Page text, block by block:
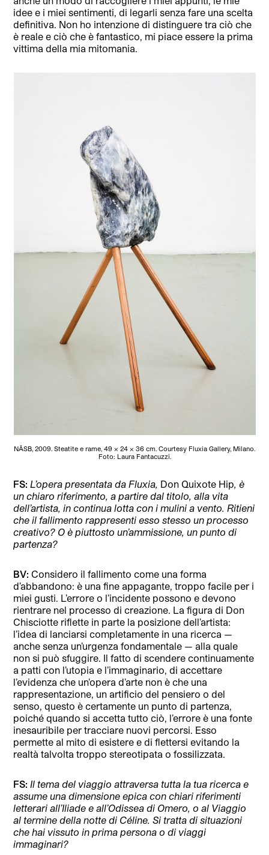
idee e i miei sentimenti, di legarli senza fare una scelta
definitiva. Non ho intenzione di distinguere tra ciò che
è reale e ciò che è fantastico, mi piace essere la prima
vittima della mia mitomania.
NÂSB, 2009. Steatite e rame, 49 x 24 x 36 cm. Courtesy Fluxia Gallery, Milano.
Foto: Laura Fantacuzzi.
FS: L’opera presentata da Fluxia, Don Quixote Hip, è
un chiaro riferimento, a partire dal titolo, alla vita
dell’artista, in continua lotta con i mulini a vento. Ritieni
che il fallimento rappresenti esso stesso un processo
creativo? O è piuttosto un’ammissione, un punto di
partenza?
BV: Considero il fallimento come una forma
d’abbandono: è una fine appagante, troppo facile per i
miei gusti. L’errore o l’incidente possono e devono
rientrare nel processo di creazione. La figura di Don
Chisciotte riflette in parte la posizione dell’artista:
l’idea di lanciarsi completamente in una ricerca —
anche senza un’urgenza fondamentale — alla quale
non si può sfuggire. Il fatto di scendere continuamente
a patti con l’utopia e l’immaginario, di accettare
l’evidenza che un’opera d’arte non è che una
rappresentazione, un artificio del pensiero o del
senso, questo è certamente un punto di partenza,
poiché quando si accetta tutto ciò, l’errore è una fonte
inesauribile per tracciare nuovi percorsi. Esso
permette al mito di esistere e di flettersi evitando la
realtà talvolta troppo stereotipata o fossilizzata.
FS: Il tema del viaggio attraversa tutta la tua ricerca e
assume una dimensione epica con chiari riferimenti
letterari all’Iliade e all’Odissea di Omero, o al Viaggio
al termine della notte di Céline. Si tratta di situazioni
che hai vissuto in prima persona o di viaggi
immaginari?